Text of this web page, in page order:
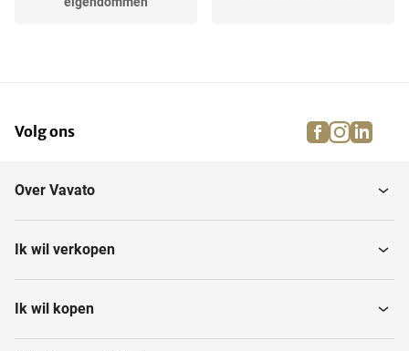
Handelsnamen Octrooirechten
Volg ons facebook
Over Vavato
Ik wil verkopen
Ik wil kopen